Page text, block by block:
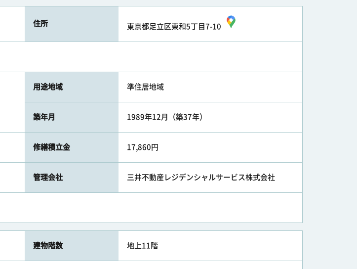
住所 東京都足立区東和5丁目7-10
用途地域 準住居地域
築年月 1989年12月（築37年）
修繕積立金 17,860円
管理会社 三井不動産レジデンシャルサービス株式会社
建物階数 地上11階